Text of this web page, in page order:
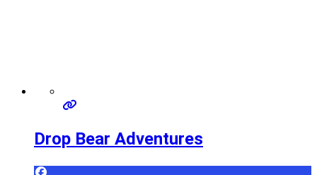
Drop Bear Adventures